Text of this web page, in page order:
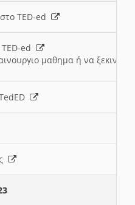
TED-ed
ed
μαθημα ή να